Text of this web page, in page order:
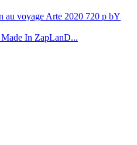
voyage Arte 2020 720 p bY
In ZapLanD...